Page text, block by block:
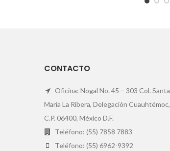
CONTACTO
Oficina: Nogal No. 45 – 303 Col. Santa
María La Ribera, Delegación Cuauhtémoc,
C.P. 06400, México D.F.
Teléfono: (55) 7858 7883
Teléfono: (55) 6962-9392